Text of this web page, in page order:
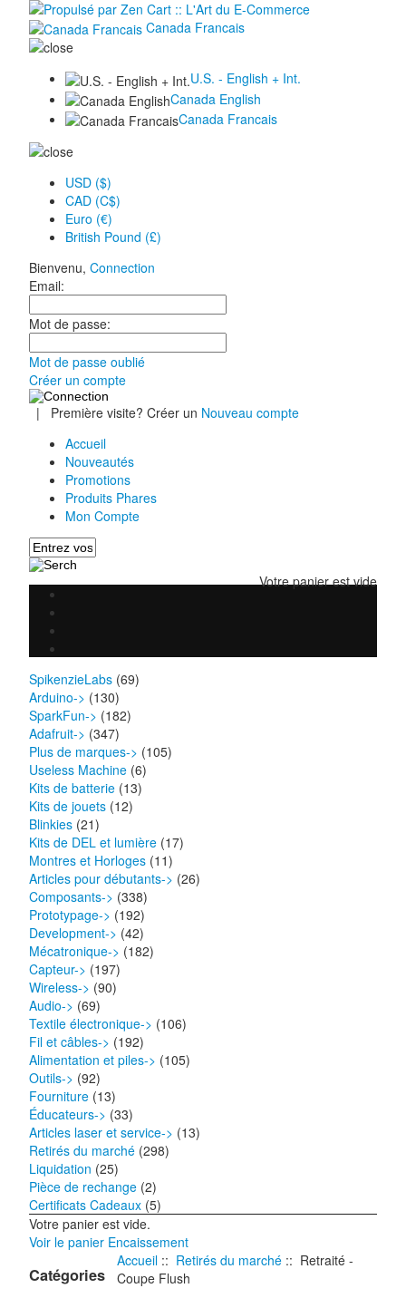
Canada Francais
U.S. - English + Int.
Canada English
Canada Francais
USD ($)
CAD (C$)
Euro (€)
British Pound (£)
Bienvenu, Connection
Email:
Mot de passe:
Mot de passe oublié
Créer un compte
|
Première visite? Créer un Nouveau compte
Accueil
Nouveautés
Promotions
Produits Phares
Mon Compte
Votre panier est vide
SpikenzieLabs (69)
Arduino-> (130)
SparkFun-> (182)
Adafruit-> (347)
Plus de marques-> (105)
Useless Machine (6)
Kits de batterie (13)
Kits de jouets (12)
Blinkies (21)
Kits de DEL et lumière (17)
Montres et Horloges (11)
Articles pour débutants-> (26)
Composants-> (338)
Prototypage-> (192)
Development-> (42)
Mécatronique-> (182)
Capteur-> (197)
Wireless-> (90)
Audio-> (69)
Textile électronique-> (106)
Fil et câbles-> (192)
Alimentation et piles-> (105)
Outils-> (92)
Fourniture (13)
Éducateurs-> (33)
Articles laser et service-> (13)
Retirés du marché (298)
Liquidation (25)
Pièce de rechange (2)
Certificats Cadeaux (5)
Votre panier est vide.
Voir le panier Encaissement
Catégories
Accueil :: Retirés du marché :: Retraité -
Coupe Flush